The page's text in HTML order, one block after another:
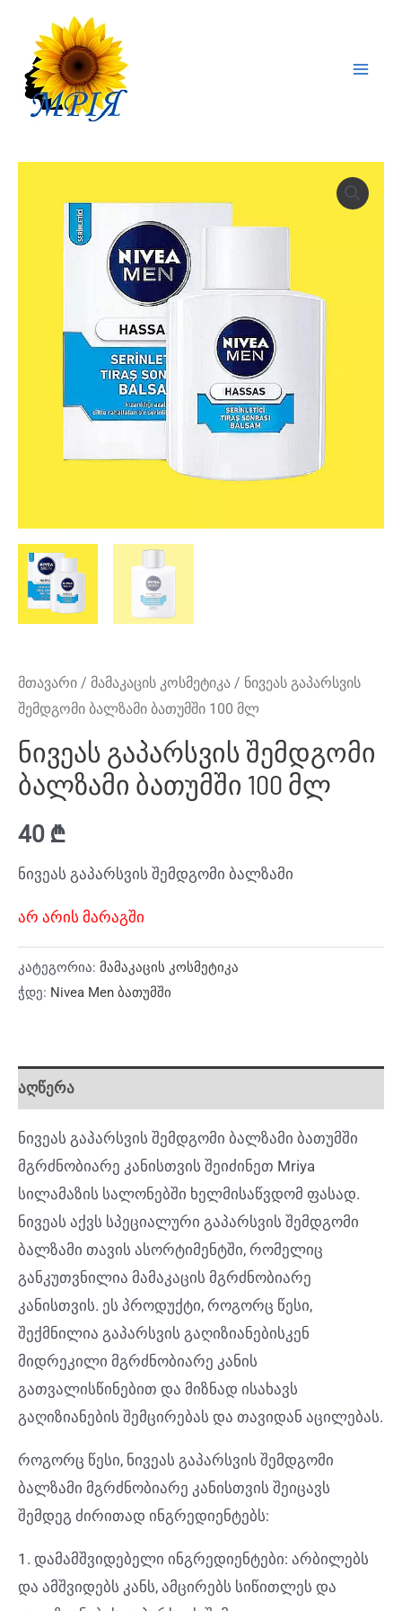
მთავარი / მამაკაცის კოსმეტიკა / ნივეას გაპარსვის
შემდგომი ბალზამი ბათუმში 100 მლ
ნივეას გაპარსვის შემდგომი
ბალზამი ბათუმში 100 მლ
40 ₾
ნივეას გაპარსვის შემდგომი ბალზამი
არ არის მარაგში
კატეგორია: მამაკაცის კოსმეტიკა
ჭდე: Nivea Men ბათუმში
აღწერა
ნივეას გაპარსვის შემდგომი ბალზამი ბათუმში
მგრძნობიარე კანისთვის შეიძინეთ Mriya
სილამაზის სალონებში ხელმისაწვდომ ფასად.
ნივეას აქვს სპეციალური გაპარსვის შემდგომი
ბალზამი თავის ასორტიმენტში, რომელიც
განკუთვნილია მამაკაცის მგრძნობიარე
კანისთვის. ეს პროდუქტი, როგორც წესი,
შექმნილია გაპარსვის გაღიზიანებისკენ
მიდრეკილი მგრძნობიარე კანის
გათვალისწინებით და მიზნად ისახავს
გაღიზიანების შემცირებას და თავიდან აცილებას.
როგორც წესი, ნივეას გაპარსვის შემდგომი
ბალზამი მგრძნობიარე კანისთვის შეიცავს
შემდეგ ძირითად ინგრედიენტებს:
1. დამამშვიდებელი ინგრედიენტები: არბილებს
და ამშვიდებს კანს, ამცირებს სიწითლეს და